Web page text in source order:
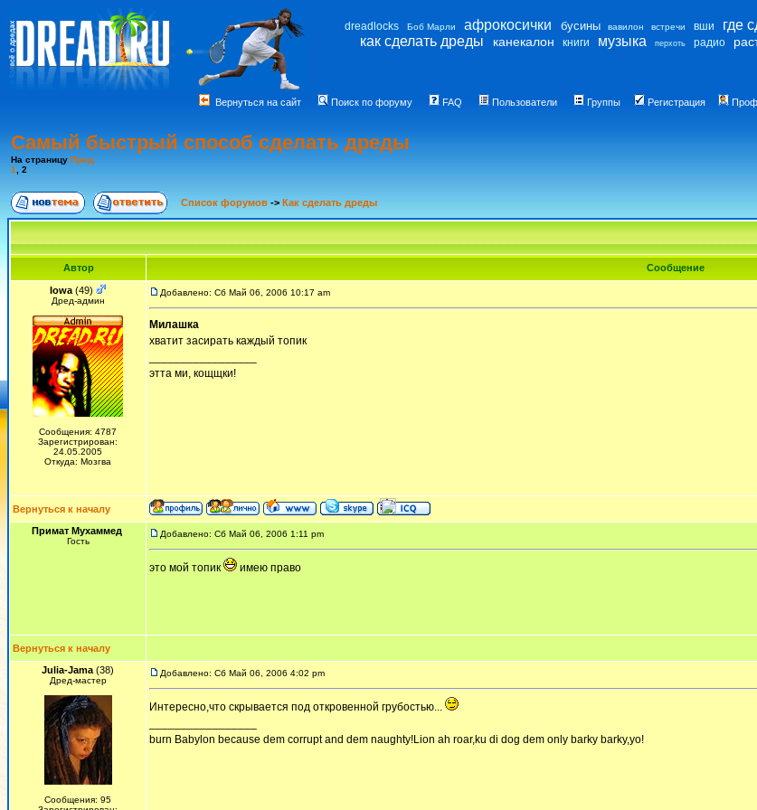
dreadlocks Боб Марли афрокосички бусины вавилон встречи вши где
как сделать дреды канекалон книги музыка перхоть радио
Вернуться на сайт Поиск по форуму FAQ Пользователи Группы Регистрация
Самый быстрый способ сделать дреды
На страницу Пред.
1
2
Список форумов -> Как сделать дреды
Автор Сообщение
Iowa (49)
Дред-админ
Сообщения: 4787
Зарегистрирован:
24.05.2005
Откуда: Мозгва
Добавлено: Сб Май 06, 2006 10:17 am
Милашка
хватит засирать каждый топик
этта ми, кощщки!
Вернуться к началу
Примат Мухаммед
Гость
Добавлено: Сб Май 06, 2006 1:11 pm
это мой топик имею право
Вернуться к началу
Julia-Jama (38)
Дред-мастер
Сообщения: 95
Добавлено: Сб Май 06, 2006 4:02 pm
Интересно,что скрывается под откровенной грубостью...
burn Babylon because dem corrupt and dem naughty!Lion ah roar,ku di dog dem only barky barky,yo!